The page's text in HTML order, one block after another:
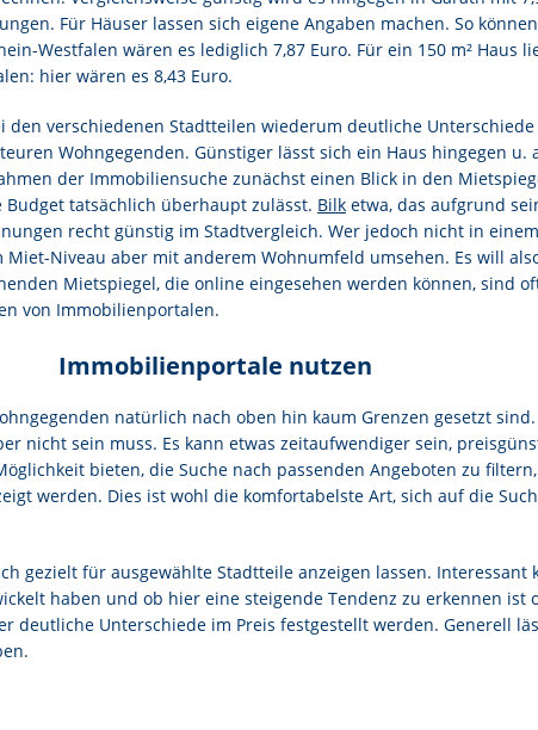
Für Häuser lassen sich eigene Angaben machen. So
Westfalen wären es lediglich 7,87 Euro. Für ein 150 m² Haus
hier wären es 8,43 Euro.
verschiedenen Stadtteilen wiederum deutliche
Wohngegenden. Günstiger lässt sich ein Haus hingegen u.
der Immobiliensuche zunächst einen Blick in den
tatsächlich überhaupt zulässt. Bilk etwa, das aufgrund
recht günstig im Stadtvergleich. Wer jedoch nicht in
Niveau aber mit anderem Wohnumfeld umsehen. Es will
Mietspiegel, die online eingesehen werden können, sind
von Immobilienportalen.
Immobilienportale nutzen
natürlich nach oben hin kaum Grenzen gesetzt
nicht sein muss. Es kann etwas zeitaufwendiger sein,
bieten, die Suche nach passenden Angeboten zu
werden. Dies ist wohl die komfortabelste Art, sich auf die
gezielt für ausgewählte Stadtteile anzeigen lassen. Interessant
haben und ob hier eine steigende Tendenz zu erkennen ist
deutliche Unterschiede im Preis festgestellt werden. Generell